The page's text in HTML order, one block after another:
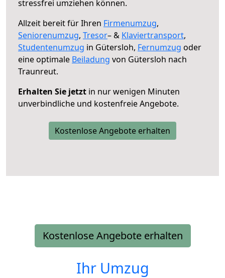
stressfrei umziehen können.
Allzeit bereit für Ihren Firmenumzug,
Seniorenumzug, Tresor– & Klaviertransport,
Studentenumzug in Gütersloh, Fernumzug oder
eine optimale Beiladung von Gütersloh nach
Traunreut.
Erhalten Sie jetzt in nur wenigen Minuten
unverbindliche und kostenfreie Angebote.
Kostenlose Angebote erhalten
Kostenlose Angebote erhalten
Ihr Umzug